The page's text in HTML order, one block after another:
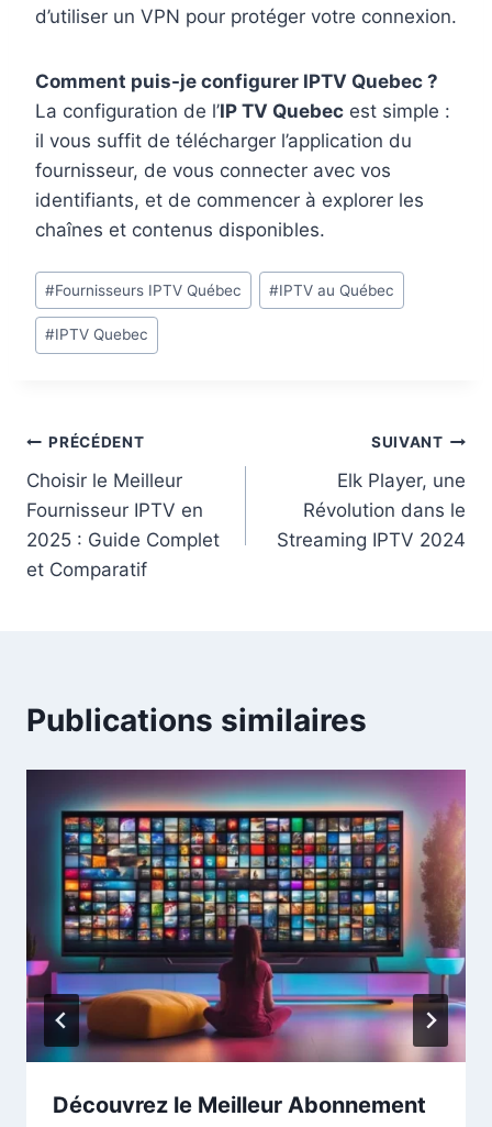
d’utiliser un VPN pour protéger votre connexion.
Comment puis-je configurer IPTV Quebec ?
La configuration de l’IP TV Quebec est simple :
il vous suffit de télécharger l’application du
fournisseur, de vous connecter avec vos
identifiants, et de commencer à explorer les
chaînes et contenus disponibles.
#Fournisseurs IPTV Québec #IPTV au Québec
#IPTV Quebec
PRÉCÉDENT
Choisir le Meilleur
Fournisseur IPTV en
2025 : Guide Complet
et Comparatif
SUIVANT
Elk Player, une
Révolution dans le
Streaming IPTV 2024
Publications similaires
Découvrez le Meilleur Abonnement